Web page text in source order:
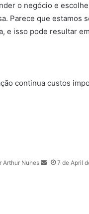
o negócio e
Parece que estamos
e isso pode resultar
continua custos
Arthur Nunes 7 de April